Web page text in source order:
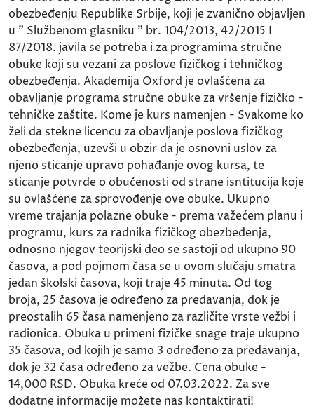
obezbeđenju Republike Srbije, koji je zvanično objavljen
u " Službenom glasniku " br. 104/2013, 42/2015 I
87/2018. javila se potreba i za programima stručne
obuke koji su vezani za poslove fizičkog i tehničkog
obezbeđenja. Akademija Oxford je ovlašćena za
obavljanje programa stručne obuke za vršenje fizičko -
tehničke zaštite. Kome je kurs namenjen - Svakome ko
želi da stekne licencu za obavljanje poslova fizičkog
obezbeđenja, uzevši u obzir da je osnovni uslov za
njeno sticanje upravo pohađanje ovog kursa, te
sticanje potvrde o obučenosti od strane isntitucija koje
su ovlašćene za sprovođenje ove obuke. Ukupno
vreme trajanja polazne obuke - prema važećem planu i
programu, kurs za radnika fizičkog obezbeđenja,
odnosno njegov teorijski deo se sastoji od ukupno 90
časova, a pod pojmom časa se u ovom slučaju smatra
jedan školski časova, koji traje 45 minuta. Od tog
broja, 25 časova je određeno za predavanja, dok je
preostalih 65 časa namenjeno za različite vrste vežbi i
radionica. Obuka u primeni fizičke snage traje ukupno
35 časova, od kojih je samo 3 određeno za predavanja,
dok je 32 časa određeno za vežbe. Cena obuke -
14,000 RSD. Obuka kreće od 07.03.2022. Za sve
dodatne informacije možete nas kontaktirati!